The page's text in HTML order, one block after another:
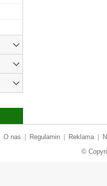
O nas Regulamin Reklama
©